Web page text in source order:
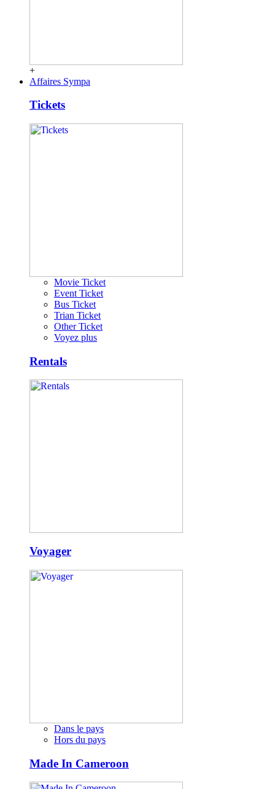
+
Affaires Sympa
Tickets
Movie Ticket
Event Ticket
Bus Ticket
Trian Ticket
Other Ticket
Voyez plus
Rentals
Voyager
Dans le pays
Hors du pays
Made In Cameroon